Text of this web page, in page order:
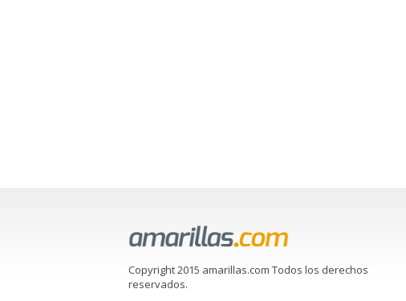
Copyright 2015 amarillas.com Todos los derechos
reservados.